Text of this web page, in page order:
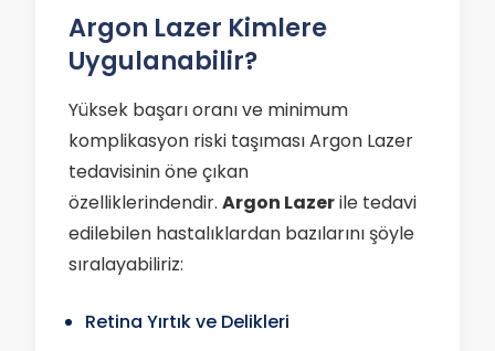
Argon Lazer Kimlere
Uygulanabilir?
Yüksek başarı oranı ve minimum
komplikasyon riski taşıması Argon Lazer
tedavisinin öne çıkan
özelliklerindendir. Argon Lazerile tedavi
edilebilen hastalıklardan bazılarını şöyle
sıralayabiliriz:
Retina Yırtık ve Delikleri